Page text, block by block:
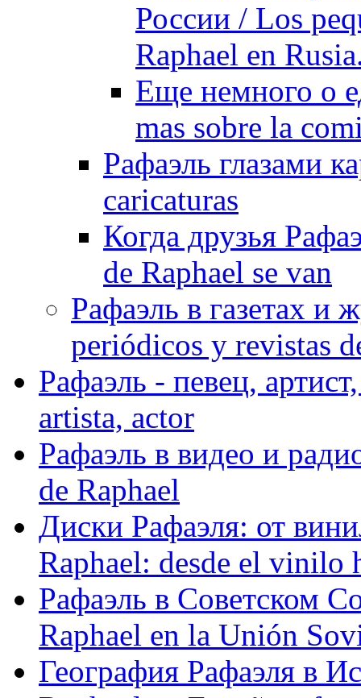
России / Los
Raphael en
Еще немного о
mas sobre la
Рафаэль глазами
caricaturas
Когда друзья
de Raphael se van
Рафаэль в газетах и
periódicos y revistas
Рафаэль - певец,
artista, actor
Рафаэль в видео и
de Raphael
Диски Рафаэля: от
Raphael: desde el vinilo
Рафаэль в Советском
Raphael en la Unión
География Рафаэля в